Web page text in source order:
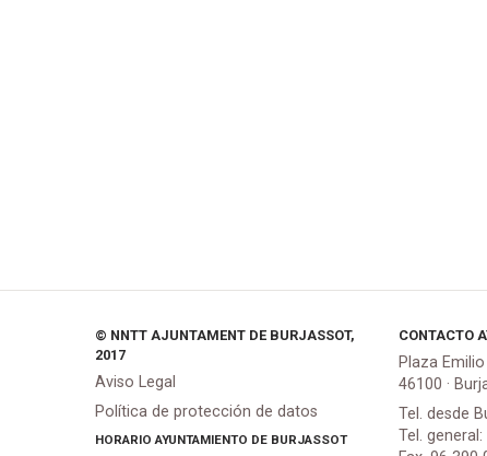
© NNTT AJUNTAMENT DE BURJASSOT,
2017
Aviso Legal
Política de protección de datos
HORARIO AYUNTAMIENTO DE BURJASSOT
CONTACTO
Plaza
46100 ·
Tel. desde
Tel.